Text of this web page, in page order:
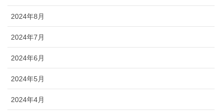
2024年8月
2024年7月
2024年6月
2024年5月
2024年4月